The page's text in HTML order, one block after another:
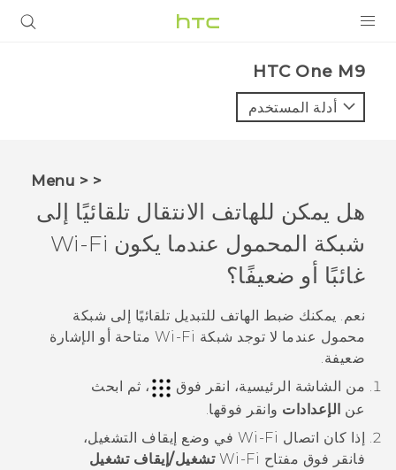
VIVE
VIVERSE
البرامج + التطبيقات
الدعم
أجهزة HTC والملحقات
HTC One M9‎
أدلة المستخدم
< < Menu
هل يمكن للهاتف الانتقال تلقائيًا إلى
شبكة المحمول عندما يكون Wi‍-Fi
غائبًا أو ضعيفًا؟
نعم. يمكنك ضبط الهاتف للتبديل تلقائيًا إلى شبكة
محمول عندما لا توجد شبكة Wi‍-Fi متاحة أو الإشارة
ضعيفة.
من الشاشة
الرئيسية، انقر فوق
، ثم ابحث
عن الإعدادات وانقر فوقها.
إذا كان اتصال Wi‍-Fi في وضع إيقاف التشغيل،
فانقر فوق مفتاح Wi‍-Fi تشغيل/إيقاف تشغيل